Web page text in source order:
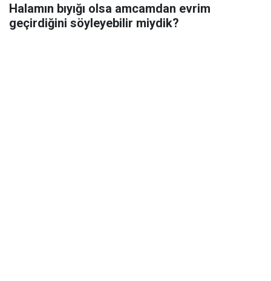
Halamın bıyığı olsa amcamdan evrim
geçirdiğini söyleyebilir miydik?